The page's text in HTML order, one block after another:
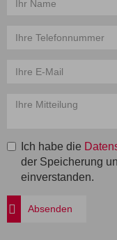
Telefon
E-
Mitteilung
Ich habe die
der Speicherung
einverstanden.
Absenden